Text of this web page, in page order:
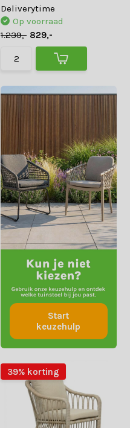
Deliverytime
Op voorraad
1.239,- 829,-
Start
keuzehulp
39% korting